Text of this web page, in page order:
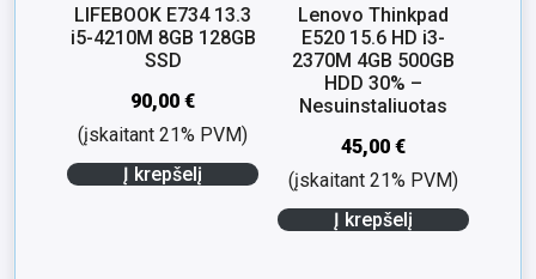
LIFEBOOK E734 13.3
i5-4210M 8GB 128GB
SSD
90,00€
(įskaitant 21% PVM)
Į krepšelį
Lenovo Thinkpad
E520 15.6 HD i3-
2370M 4GB 500GB
HDD 30% –
Nesuinstaliuotas
45,00 €
(įskaitant 21% PVM)
Į krepšelį